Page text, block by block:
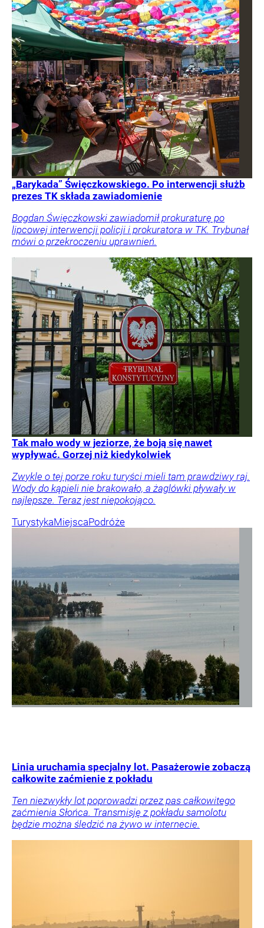
„Barykada” Święczkowskiego. Po interwencji służb
prezes TK składa zawiadomienie
Bogdan Święczkowski zawiadomił prokuraturę po
lipcowej interwencji policji i prokuratora w TK. Trybunał
mówi o przekroczeniu uprawnień.
Tak mało wody w jeziorze, że boją się nawet
wypływać. Gorzej niż kiedykolwiek
Zwykle o tej porze roku turyści mieli tam prawdziwy raj.
Wody do kąpieli nie brakowało, a żaglówki pływały w
najlepsze. Teraz jest niepokojąco.
TurystykaMiejscaPodróże
Linia uruchamia specjalny lot. Pasażerowie zobaczą
całkowite zaćmienie z pokładu
Ten niezwykły lot poprowadzi przez pas całkowitego
zaćmienia Słońca. Transmisję z pokładu samolotu
będzie można śledzić na żywo w internecie.